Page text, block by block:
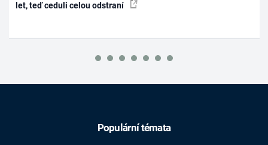
let, teď ceduli celou odstraní
Populární témata